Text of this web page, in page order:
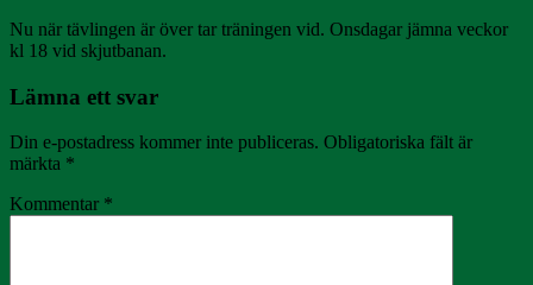
Nu när tävlingen är över tar träningen vid. Onsdagar jämna veckor
kl 18 vid skjutbanan.
Lämna ett svar
Din e-postadress kommer inte publiceras. Obligatoriska fält är
märkta *
Kommentar *